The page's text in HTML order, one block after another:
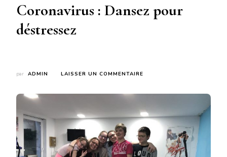
Coronavirus : Dansez pour
déstressez
par ADMIN LAISSER UN COMMENTAIRE
POUR
DÉSTRESSEZ